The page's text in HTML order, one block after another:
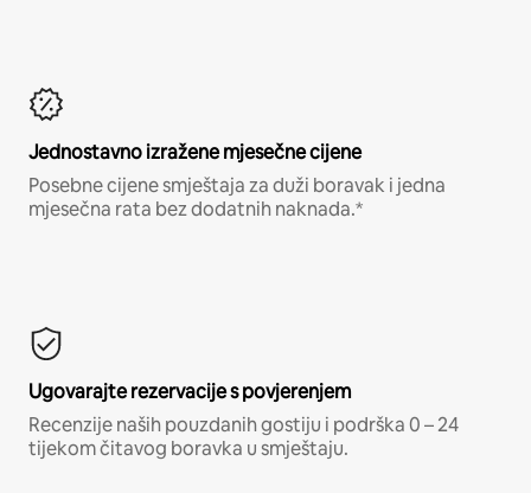
Jednostavno izražene mjesečne cijene
Posebne cijene smještaja za duži boravak i jedna
mjesečna rata bez dodatnih naknada.*
Ugovarajte rezervacije s povjerenjem
Recenzije naših pouzdanih gostiju i podrška 0 – 24
tijekom čitavog boravka u smještaju.